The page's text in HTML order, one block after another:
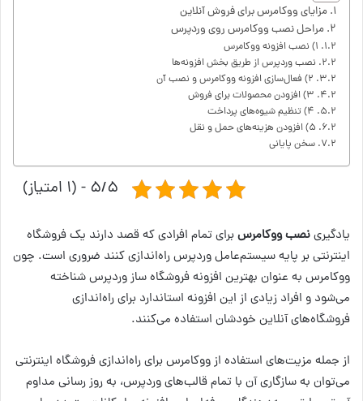
مزایای ووکامرس برای فروش آنلاین
مراحل نصب ووکامرس روی وردپرس
۱) نصب افزونه ووکامرس
نصب وردپرس از طریق بخش افزونه‌ها
۲) فعال‌سازی افزونه ووکامرس و نصب آن
۳) افزودن محصولات برای فروش
۴) تنظیم شیوه‌های پرداخت
۵) افزودن هزینه‌های حمل و نقل
سخن پایانی
۵/۵ - (۱ امتیاز)
یادگیرینصب ووکامرسبرای تمام افرادی که قصد دارند یک فروشگاه
اینترنتی بر پایه سیستم‌عامل وردپرس راه‌اندازی کنند ضروری است. چون
ووکامرس به عنوان بهترین افزونه فروشگاه ساز وردپرس شناخته
می‌شود و افراد زیادی از این افزونه استاندارد برای راه‌اندازی
فروشگاه‌های آنلاین خودشان استفاده می‌کنند.
از جمله مزیت‌های استفاده از ووکامرس برای راه‌اندازی فروشگاه اینترنتی
می‌توان به سازگاری آن با تمام قالب‌های وردپرس، به روز رسانی مداوم